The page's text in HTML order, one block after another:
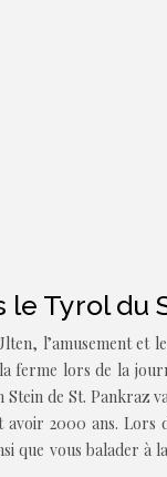
le Tyrol du
l’amusement et
ferme lors de la
Stein de St.
2000 ans.
que vous balader